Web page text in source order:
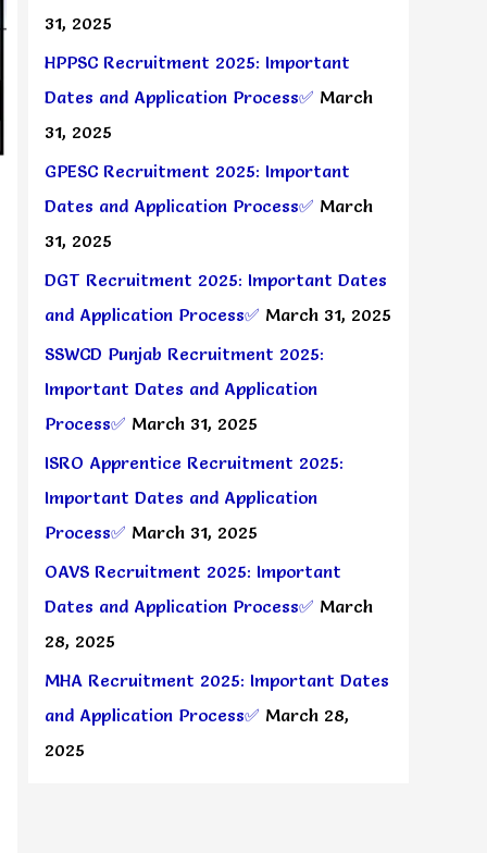
31, 2025
HPPSC Recruitment 2025: Important
Dates and Application Process✅ March
31, 2025
GPESC Recruitment 2025: Important
Dates and Application Process✅ March
31, 2025
DGT Recruitment 2025: Important Dates
and Application Process✅ March 31, 2025
SSWCD Punjab Recruitment 2025:
Important Dates and Application
Process✅ March 31, 2025
ISRO Apprentice Recruitment 2025:
Important Dates and Application
Process✅ March 31, 2025
OAVS Recruitment 2025: Important
Dates and Application Process✅ March
28, 2025
MHA Recruitment 2025: Important Dates
and Application Process✅ March 28,
2025